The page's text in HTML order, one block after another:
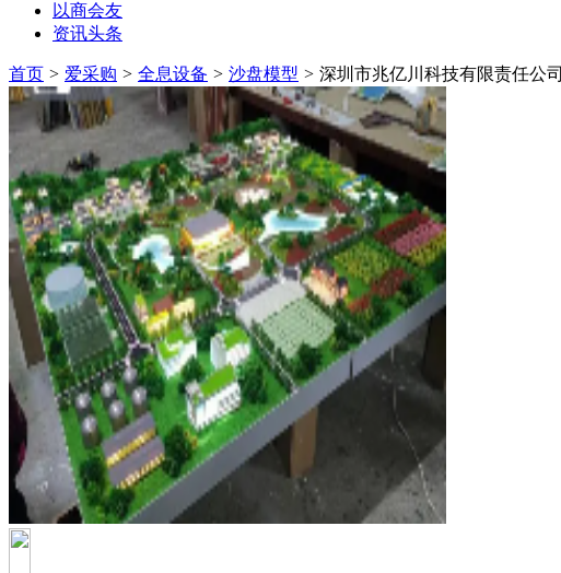
以商会友
资讯头条
首页 > 爱采购 > 全息设备 > 沙盘模型 > 深圳市兆亿川科技有限责任公司